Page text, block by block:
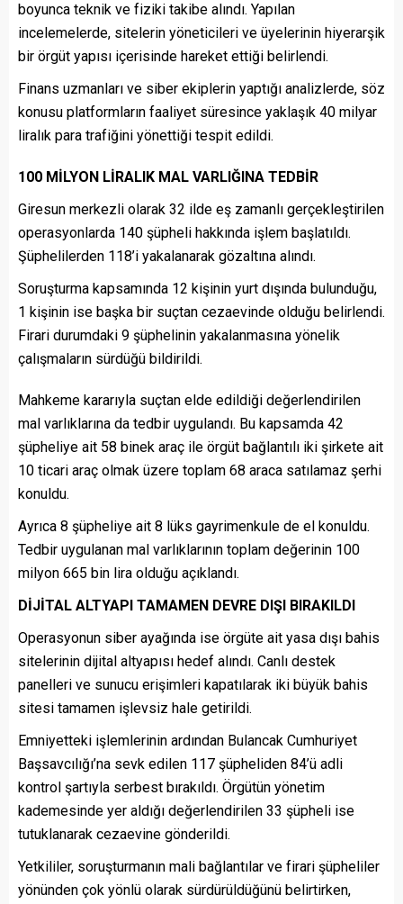
boyunca teknik ve fiziki takibe alındı. Yapılan
incelemelerde, sitelerin yöneticileri ve üyelerinin hiyerarşik
bir örgüt yapısı içerisinde hareket ettiği belirlendi.
Finans uzmanları ve siber ekiplerin yaptığı analizlerde, söz
konusu platformların faaliyet süresince yaklaşık 40 milyar
liralık para trafiğini yönettiği tespit edildi.
100 MİLYON LİRALIK MAL VARLIĞINA TEDBİR
Giresun merkezli olarak 32 ilde eş zamanlı gerçekleştirilen
operasyonlarda 140 şüpheli hakkında işlem başlatıldı.
Şüphelilerden 118’i yakalanarak gözaltına alındı.
Soruşturma kapsamında 12 kişinin yurt dışında bulunduğu,
1 kişinin ise başka bir suçtan cezaevinde olduğu belirlendi.
Firari durumdaki 9 şüphelinin yakalanmasına yönelik
çalışmaların sürdüğü bildirildi.
Mahkeme kararıyla suçtan elde edildiği değerlendirilen
mal varlıklarına da tedbir uygulandı. Bu kapsamda 42
şüpheliye ait 58 binek araç ile örgüt bağlantılı iki şirkete ait
10 ticari araç olmak üzere toplam 68 araca satılamaz şerhi
konuldu.
Ayrıca 8 şüpheliye ait 8 lüks gayrimenkule de el konuldu.
Tedbir uygulanan mal varlıklarının toplam değerinin 100
milyon 665 bin lira olduğu açıklandı.
DİJİTAL ALTYAPI TAMAMEN DEVRE DIŞI BIRAKILDI
Operasyonun siber ayağında ise örgüte ait yasa dışı bahis
sitelerinin dijital altyapısı hedef alındı. Canlı destek
panelleri ve sunucu erişimleri kapatılarak iki büyük bahis
sitesi tamamen işlevsiz hale getirildi.
Emniyetteki işlemlerinin ardından Bulancak Cumhuriyet
Başsavcılığı’na sevk edilen 117 şüpheliden 84’ü adli
kontrol şartıyla serbest bırakıldı. Örgütün yönetim
kademesinde yer aldığı değerlendirilen 33 şüpheli ise
tutuklanarak cezaevine gönderildi.
Yetkililer, soruşturmanın mali bağlantılar ve firari şüpheliler
yönünden çok yönlü olarak sürdürüldüğünü belirtirken,